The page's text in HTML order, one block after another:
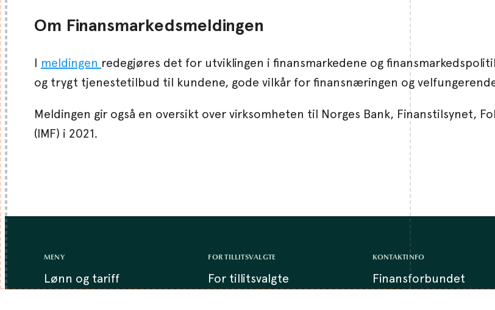
Om Finansmarkedsmeldingen
I meldingen redegjøres det for utviklingen i finansmarkedene og
og trygt tjenestetilbud til kundene, gode vilkår for finansnæringen og
Meldingen gir også en oversikt over virksomheten til Norges Bank, Finanstilsynet,
(IMF) i 2021.
MENY
Lønn og tariff
FOR TILLITSVALGTE
For tillitsvalgte
KONTAKTINFO
Finansforbundet